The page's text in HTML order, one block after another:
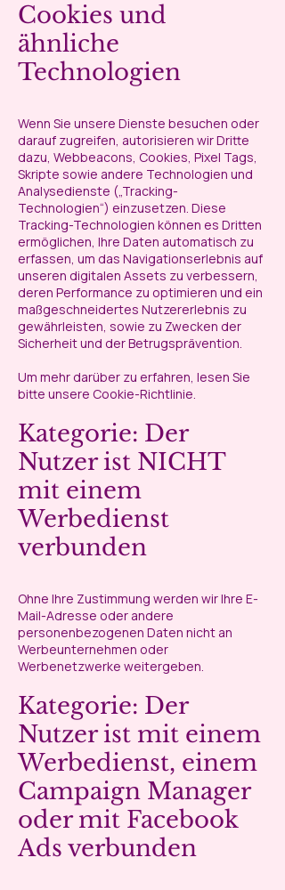
Cookies und
ähnliche
Technologien
Wenn Sie unsere Dienste besuchen oder
darauf zugreifen, autorisieren wir Dritte
dazu, Webbeacons, Cookies, Pixel Tags,
Skripte sowie andere Technologien und
Analysedienste („Tracking-
Technologien“) einzusetzen. Diese
Tracking-Technologien können es Dritten
ermöglichen, Ihre Daten automatisch zu
erfassen, um das Navigationserlebnis auf
unseren digitalen Assets zu verbessern,
deren Performance zu optimieren und ein
maßgeschneidertes Nutzererlebnis zu
gewährleisten, sowie zu Zwecken der
Sicherheit und der Betrugsprävention.
Um mehr darüber zu erfahren, lesen Sie
bitte unsere Cookie-Richtlinie.
Kategorie: Der
Nutzer ist NICHT
mit einem
Werbedienst
verbunden
Ohne Ihre Zustimmung werden wir Ihre E-
Mail-Adresse oder andere
personenbezogenen Daten nicht an
Werbeunternehmen oder
Werbenetzwerke weitergeben.
Kategorie: Der
Nutzer ist mit einem
Werbedienst, einem
Campaign Manager
oder mit Facebook
Ads verbunden